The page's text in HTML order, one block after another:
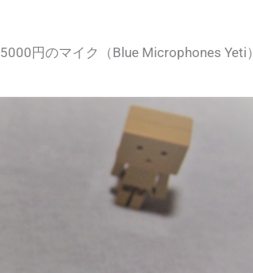
円のマイク（Blue Microphones Yeti